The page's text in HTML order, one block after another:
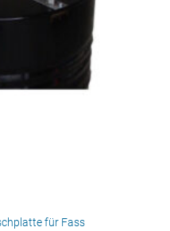
für Fass